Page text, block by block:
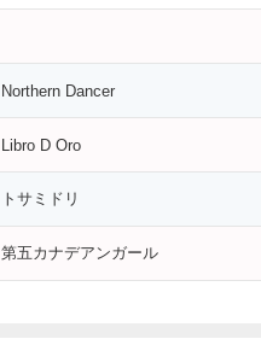
Northern Dancer
Libro D Oro
トサミドリ
第五カナデアンガール